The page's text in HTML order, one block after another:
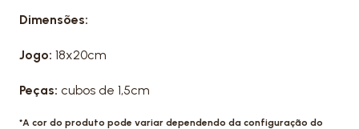
Dimensões:
Jogo: 18x20cm
Peças: cubos de 1,5cm
*A cor do produto pode variar dependendo da configuração do